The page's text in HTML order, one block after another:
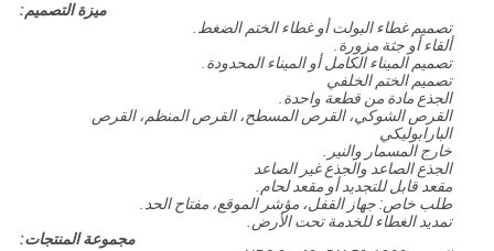
ميزة التصميم:
تصميم غطاء البولت أو غطاء الختم الضغط.
ألقاء أو جثة مزورة.
تصميم الميناء الكامل أو الميناء المحدودة.
تصميم الختم الخلفي
الجذع مادة من قطعة واحدة.
القرص الشوكي، القرص المسطح، القرص المنظم، القرص
البارابوليكي
خارج المسمار والنير.
الجذع الصاعد والجذع غير الصاعد
مقعد قابل للتجديد أو مقعد لحام.
طلب خاص: جهاز القفل، مؤشر الموقع، مفتاح الحد.
تمديد الغطاء للخدمة تحت الأرض.
مجموعة المنتجات: